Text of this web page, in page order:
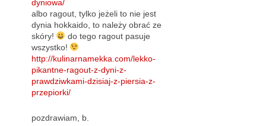
dyniowa/
albo ragout, tylko jeżeli to nie jest
dynia hokkaido, to należy obrać ze
skóry!
do tego ragout pasuje
wszystko!
http://kulinarnamekka.com/lekko-
pikantne-ragout-z-dyni-z-
prawdziwkami-dzisiaj-z-piersia-z-
przepiorki/
pozdrawiam, b.